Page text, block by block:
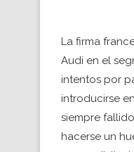
La firma
Audi en el
intentos por
introducirse
siempre
hacerse un